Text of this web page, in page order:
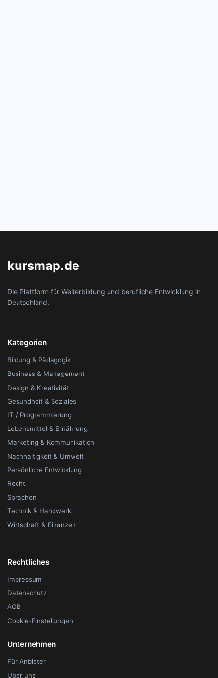
kursmap.de
Die Plattform für Weiterbildung und berufliche Entwicklung in
Deutschland.
Kategorien
Bildung & Pädagogik
Business & Management
Design & Kreativität
Gesundheit & Soziales
IT / Programmierung
Lebensmittel & Ernährung
Marketing & Kommunikation
Nachhaltigkeit & Umwelt
Persönliche Entwicklung
Recht
Sprachen
Technik & Handwerk
Wirtschaft & Finanzen
Rechtliches
Impressum
Datenschutz
AGB
Cookie-Einstellungen
Unternehmen
Für Anbieter
Über uns